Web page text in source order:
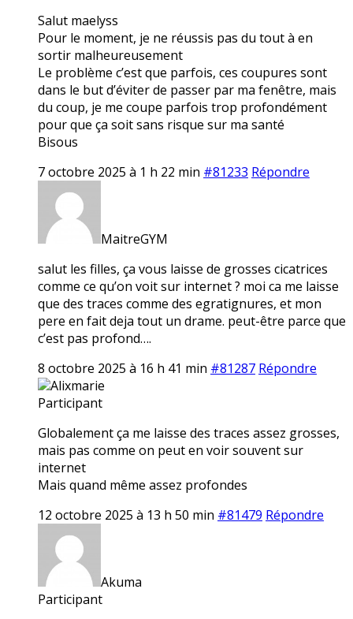
Salut maelyss
Pour le moment, je ne réussis pas du tout à en
sortir malheureusement
Le problème c’est que parfois, ces coupures sont
dans le but d’éviter de passer par ma fenêtre, mais
du coup, je me coupe parfois trop profondément
pour que ça soit sans risque sur ma santé
Bisous
7 octobre 2025 à 1 h 22 min #81233 Répondre
MaitreGYM
salut les filles, ça vous laisse de grosses cicatrices
comme ce qu’on voit sur internet ? moi ca me laisse
que des traces comme des egratignures, et mon
pere en fait deja tout un drame. peut-être parce que
c’est pas profond….
8 octobre 2025 à 16 h 41 min #81287 Répondre
Alixmarie
Participant
Globalement ça me laisse des traces assez grosses,
mais pas comme on peut en voir souvent sur
internet
Mais quand même assez profondes
12 octobre 2025 à 13 h 50 min #81479 Répondre
Akuma
Participant